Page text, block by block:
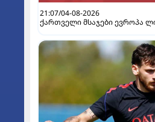
21:07/04-08-2026
ქართველი მსაჯები ევროპა